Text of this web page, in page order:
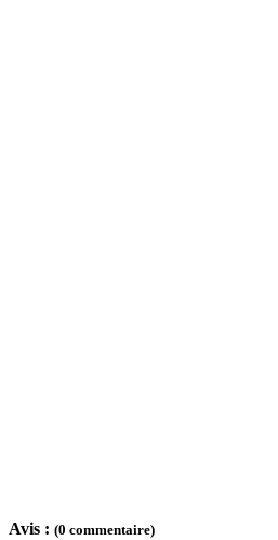
Avis : (0 commentaire)